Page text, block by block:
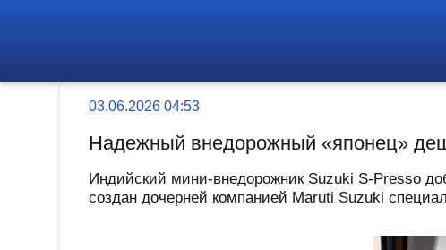
03.06.2026 04:53
Надежный внедорожный «японец»
Индийский мини-внедорожник Suzuki S-Presso
создан дочерней компанией Maruti Suzuki